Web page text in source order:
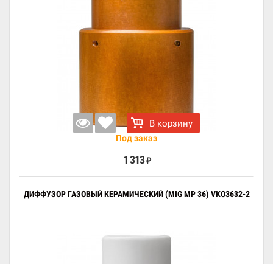
В корзину
Под заказ
1 313 ₽
ДИФФУЗОР ГАЗОВЫЙ КЕРАМИЧЕСКИЙ (MIG MP 36) VKO3632-2